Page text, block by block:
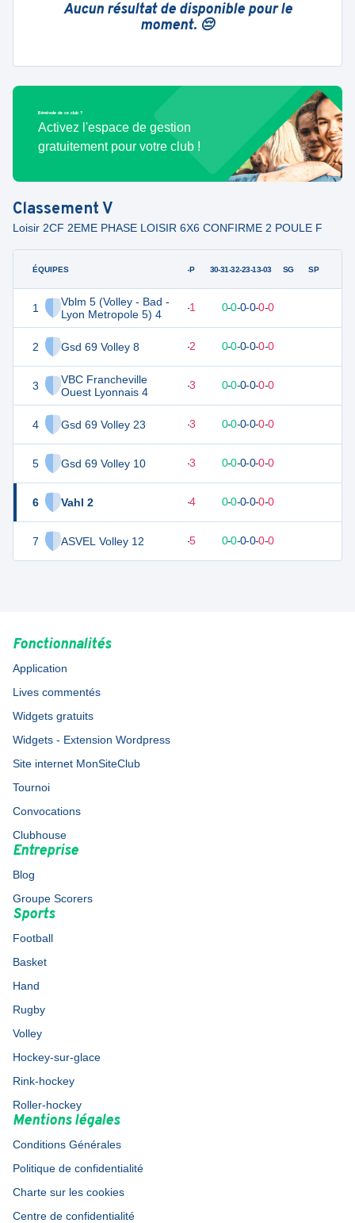
Aucun résultat de disponible pour le
moment. 😔
Bénévole de ce club ?
Activez l'espace de gestion
gratuitement pour votre club !
Classement V
Loisir 2CF 2EME PHASE LOISIR 6X6 CONFIRME 2 POULE F
ÉQUIPES
1
Vblm 5 (Volley - Bad -
Lyon Metropole 5) 4
2 Gsd 69 Volley 8
3
VBC Francheville
Ouest Lyonnais 4
4 Gsd 69 Volley 23
5 Gsd 69 Volley 10
6 Vahl 2
7 ASVEL Volley 12
G-P 30-31-32-23-13-03 SG SP
11 6 -1 0-0-0-0-0-0
10 -2 0-0-0-0-0-0
9 -3 0-0-0-0-0-0
9 -3 0-0-0-0-0-0
9 -3 0-0-0-0-0-0
-4 0-0-0-0-0-0
7 -5 0-0-0-0-0-0
Fonctionnalités
Application
Lives commentés
Widgets gratuits
Widgets - Extension Wordpress
Site internet MonSiteClub
Tournoi
Convocations
Clubhouse
Entreprise
Blog
Groupe Scorers
Sports
Football
Basket
Hand
Rugby
Volley
Hockey-sur-glace
Rink-hockey
Roller-hockey
Mentions légales
Conditions Générales
Politique de confidentialité
Charte sur les cookies
Centre de confidentialité